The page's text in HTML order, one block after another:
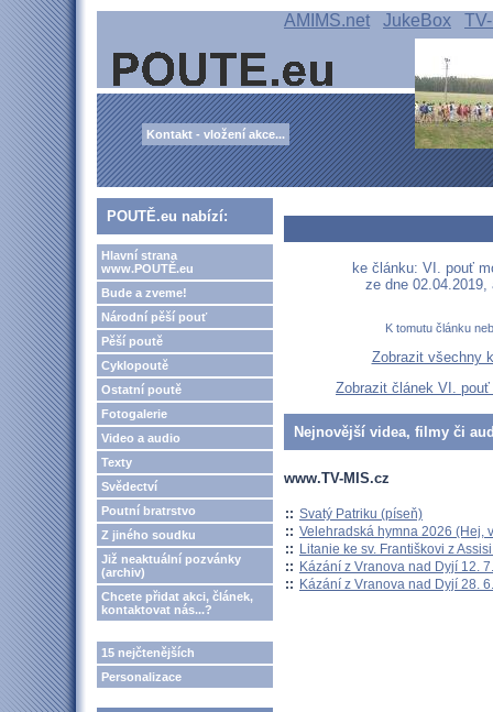
AMIMS.net JukeBox
Kontakt - vložení akce...
POUTĚ.eu nabízí:
Hlavní strana
www.POUTĚ.eu
Bude a zveme!
Národní pěší pouť
Pěší poutě
Cyklopoutě
Ostatní poutě
Fotogalerie
Video a audio
Texty
Svědectví
Poutní bratrstvo
Z jiného soudku
Již neaktuální pozvánky
(archiv)
Chcete přidat akci, článek,
kontaktovat nás...?
15 nejčtenějších
Personalizace
ke článku: VI. pouť
ze dne
K tomutu článku
Zobrazit všechny
Zobrazit článek VI.
Nejnovější videa, filmy či
www.TV-MIS.cz
:: Svatý Patriku (píseň)
:: Velehradská hymna 2026 (Hej,
:: Litanie ke sv. Františkovi z
:: Kázání z Vranova nad Dyjí 12.
:: Kázání z Vranova nad Dyjí 28.